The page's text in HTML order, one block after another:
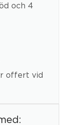
och 4
offert vid